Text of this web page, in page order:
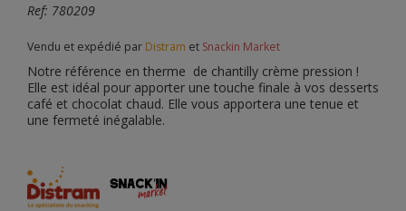
Ref: 780209
Vendu et expédié par Distram et Snackin Market
Notre référence en therme de chantilly crème pression !
Elle est idéal pour apporter une touche finale à vos desserts
café et chocolat chaud. Elle vous apportera une tenue et
une fermeté inégalable.